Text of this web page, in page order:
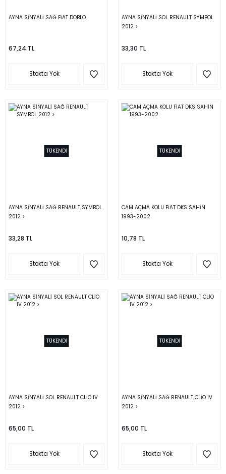
AYNA SİNYALİ SAĞ FİAT DOBLO
67,24 TL
Stokta Yok
AYNA SİNYALİ SOL RENAULT SYMBOL
2012 >
33,30 TL
Stokta Yok
TÜKENDİ
AYNA SİNYALİ SAĞ RENAULT SYMBOL
2012 >
33,28 TL
Stokta Yok
TÜKENDİ
CAM AÇMA KOLU FİAT DKS SAHİN
1993-2002
10,78 TL
Stokta Yok
TÜKENDİ
AYNA SİNYALİ SOL RENAULT CLİO IV
2012 >
65,00 TL
Stokta Yok
TÜKENDİ
AYNA SİNYALİ SAĞ RENAULT CLİO IV
2012 >
65,00 TL
Stokta Yok